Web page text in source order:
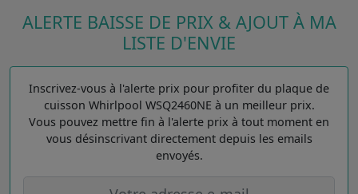
ALERTE BAISSE DE PRIX & AJOUT À MA
LISTE D'ENVIE
Inscrivez-vous à l'alerte prix pour profiter du plaque de
cuisson Whirlpool WSQ2460NE à un meilleur prix.
Vous pouvez mettre fin à l'alerte prix à tout moment en
vous désinscrivant directement depuis les emails
envoyés.